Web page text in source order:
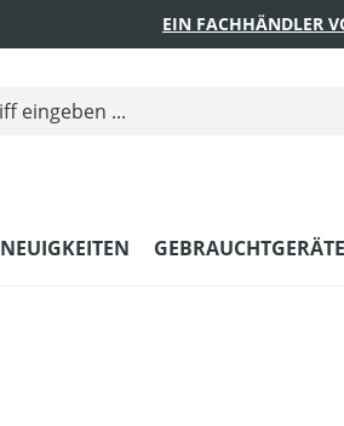
EIN FACHHÄNDLER
NEUIGKEITEN GEBRAUCHTGERÄTE